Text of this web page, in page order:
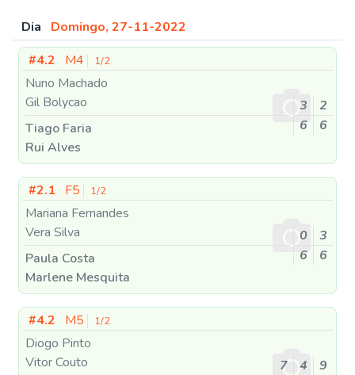
Dia
Domingo, 27-11-2022
#4.2
M4 1/2
Nuno Machado
Gil Bolycao
Tiago Faria
Rui Alves
3
2
6
6
#2.1 F5 1/2
Mariana Fernandes
Vera Silva
Paula Costa
Marlene Mesquita
0
3
6
6
#4.2 M5 1/2
Diogo Pinto
Vitor Couto
7 4
9